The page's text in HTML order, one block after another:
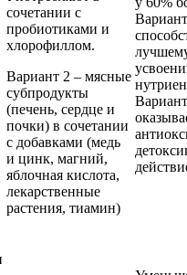
сочетании с
пробиотиками и
хлорофиллом.
Вариант 2 – мясные
субпродукты
(печень, сердце и
почки) в сочетании
с добавками (медь
и цинк, магний,
яблочная кислота,
лекарственные
растения, тиамин)